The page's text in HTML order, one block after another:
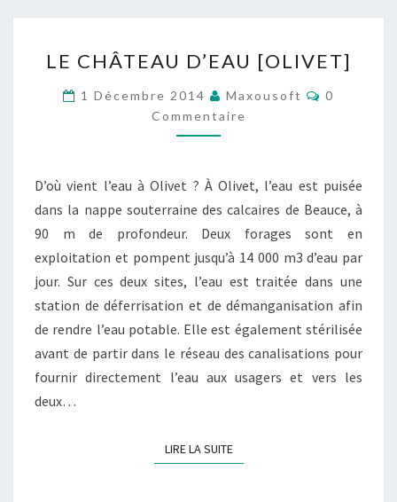
CHÂTEAU
D’EAU
[OLIVET]
LE CHÂTEAU D’EAU [OLIVET]
1 Décembre 2014 Maxousoft
0
Commentaire
D’où vient l’eau à Olivet ? À Olivet, l’eau est puisée
dans la nappe souterraine des calcaires de Beauce, à
90 m de profondeur. Deux forages sont en
exploitation et pompent jusqu’à 14 000 m3 d’eau par
jour. Sur ces deux sites, l’eau est traitée dans une
station de déferrisation et de démanganisation afin
de rendre l’eau potable. Elle est également stérilisée
avant de partir dans le réseau des canalisations pour
fournir directement l’eau aux usagers et vers les
deux…
LIRE LA SUITELIRE LA SUITE